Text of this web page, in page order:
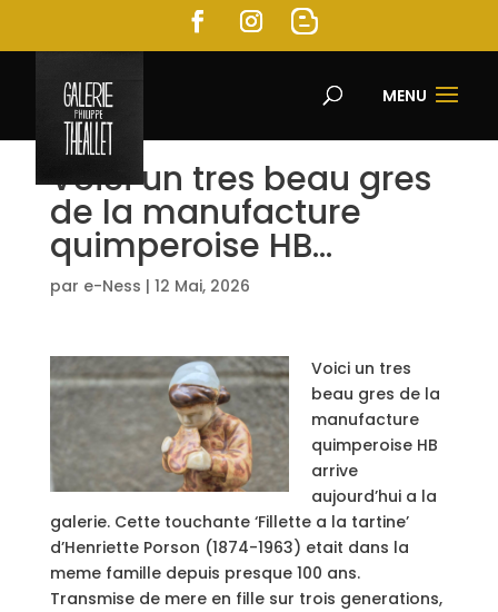
MENU
Voici un tres beau gres
de la manufacture
quimperoise HB…
par e-Ness | 12 Mai, 2026
Voici un tres
beau gres de la
manufacture
quimperoise HB
arrive
aujourd’hui a la
galerie. Cette touchante ‘Fillette a la tartine’
d’Henriette Porson (1874-1963) etait dans la
meme famille depuis presque 100 ans.
Transmise de mere en fille sur trois generations,